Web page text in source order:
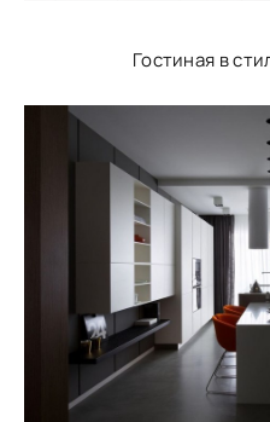
Гостиная в